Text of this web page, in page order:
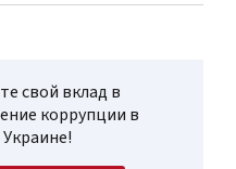
свой вклад в
коррупции в
Украине!